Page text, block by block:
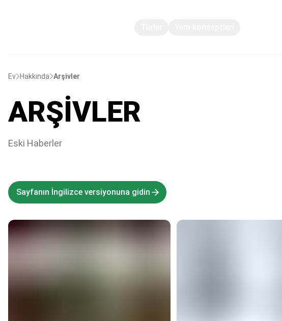
Ev Hakkında Arşivler
ARŞIVLER
Eski Haberler
Sayfanın İngilizce versiyonuna gidin